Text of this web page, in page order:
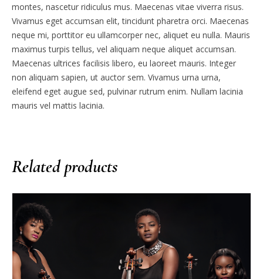
montes, nascetur ridiculus mus. Maecenas vitae viverra risus.
Vivamus eget accumsan elit, tincidunt pharetra orci. Maecenas
neque mi, porttitor eu ullamcorper nec, aliquet eu nulla. Mauris
maximus turpis tellus, vel aliquam neque aliquet accumsan.
Maecenas ultrices facilisis libero, eu laoreet mauris. Integer
non aliquam sapien, ut auctor sem. Vivamus urna urna,
eleifend eget augue sed, pulvinar rutrum enim. Nullam lacinia
mauris vel mattis lacinia.
Related products